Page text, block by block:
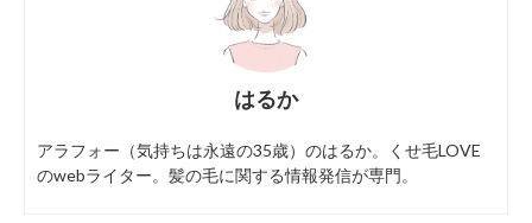
はるか
アラフォー（気持ちは永遠の35歳）のはるか。くせ毛LOVE
のwebライター。髪の毛に関する情報発信が専門。